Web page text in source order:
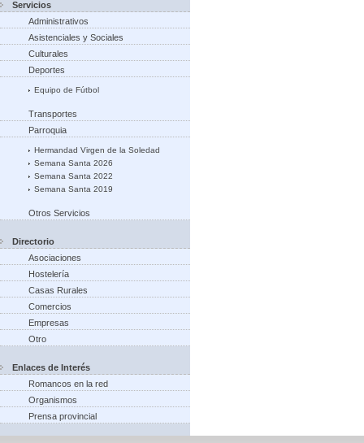
Servicios
Administrativos
Asistenciales y Sociales
Culturales
Deportes
Equipo de Fútbol
Transportes
Parroquia
Hermandad Virgen de la Soledad
Semana Santa 2026
Semana Santa 2022
Semana Santa 2019
Otros Servicios
Directorio
Asociaciones
Hostelería
Casas Rurales
Comercios
Empresas
Otro
Enlaces de Interés
Romancos en la red
Organismos
Prensa provincial